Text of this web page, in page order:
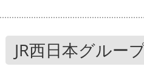
JR西日本グルー